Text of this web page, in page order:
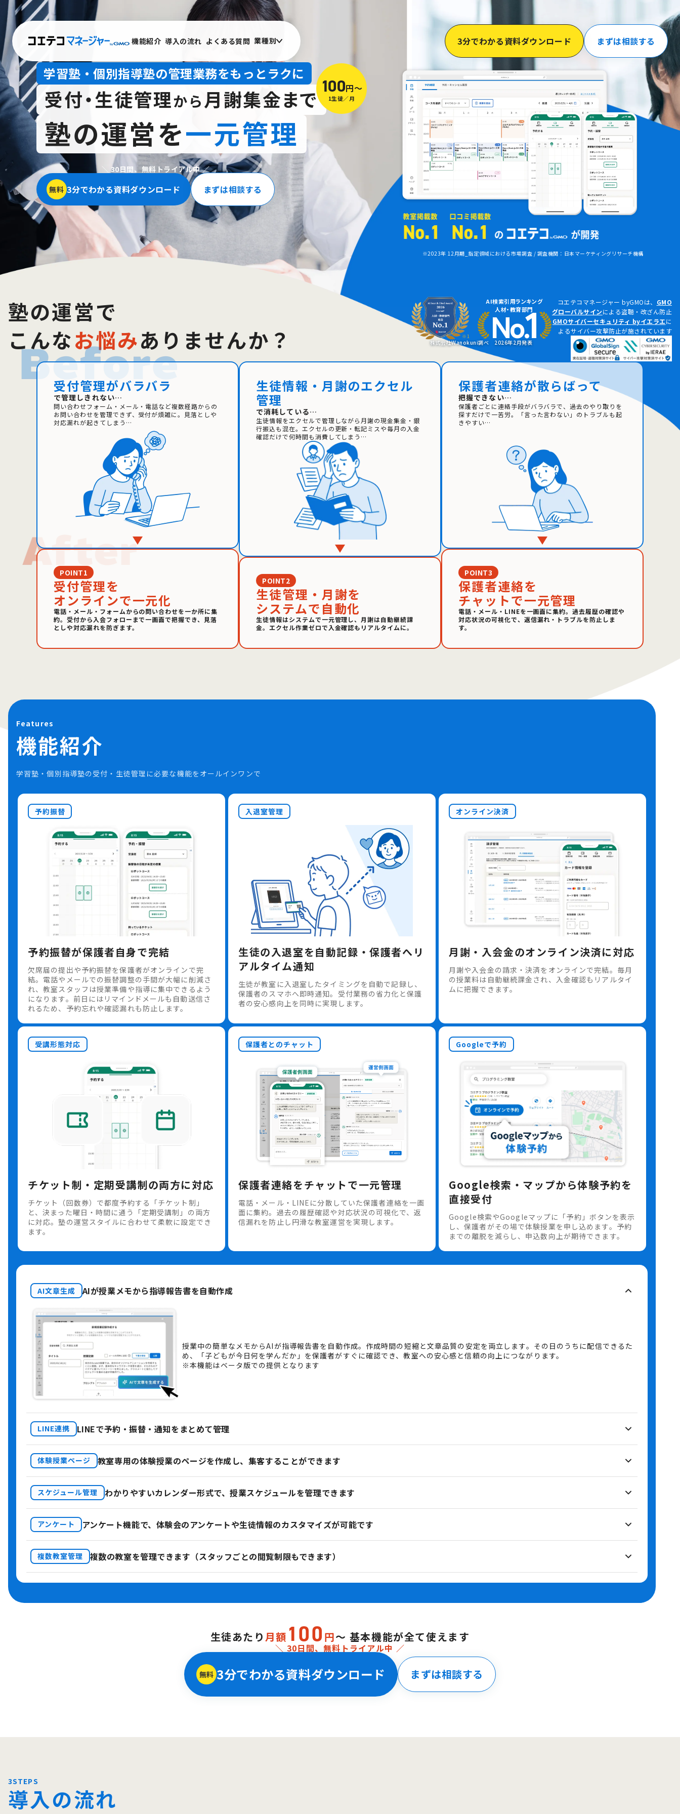
機能紹介 導入の流れ よくある質問 業種別 3分でわかる資料ダウンロード まずは相談する
学習塾・個別指導塾の管理業務をもっとラクに
受付・生徒管理から 月謝集金まで 100円〜
1生徒／月
塾の運営を一元管理
＼ 30日間、無料トライアル中 ／
3分でわかる資料ダウンロード まずは相談する
※2023年 12月期_指定領域における市場調査 / 調査機関：日本マーケティングリサーチ機構
塾の運営で
こんなお悩みありませんか？
AI検索引用ランキング
人材・教育部門
No.1
※1
株式会社Wanokuni調べ 2026年2月発表
コエテコマネージャー byGMOは、 GMO
グローバルサインによる盗聴・改ざん防止
GMOサイバーセキュリティ byイエラエに
よるサイバー攻撃防止が施されています
受付管理がバラバラ
で管理しきれない…
問い合わせフォーム・メール・電話など複数経路からの
お問い合わせを管理できず、受付が煩雑に。見落としや
対応漏れが起きてしまう…
POINT1
受付管理を
オンラインで一元化
電話・メール・フォームからの問い合わせを一か所に集
約。受付から入会フォローまで一画面で把握でき、見落
としや対応漏れを防ぎます。
生徒情報・月謝のエクセル
管理
で消耗している…
生徒情報をエクセルで管理しながら月謝の現金集金・銀
行振込も混在。エクセルの更新・転記ミスや毎月の入金
確認だけで何時間も消費してしまう…
POINT2
生徒管理・月謝を
システムで自動化
生徒情報はシステムで一元管理し、月謝は自動継続課
金。エクセル作業ゼロで入金確認もリアルタイムに。
保護者連絡が散らばって
把握できない…
保護者ごとに連絡手段がバラバラで、過去のやり取りを
探すだけで一苦労。「言った言わない」のトラブルも起
きやすい…
POINT3
保護者連絡を
チャットで一元管理
電話・メール・LINEを一画面に集約。過去履歴の確認や
対応状況の可視化で、返信漏れ・トラブルを防止しま
す。
Features
機能紹介
学習塾・個別指導塾の受付・生徒管理に必要な機能をオールインワンで
予約振替
予約振替が保護者自身で完結
欠席届の提出や予約振替を保護者がオンラインで完
結。電話やメールでの振替調整の手間が大幅に削減さ
れ、教室スタッフは授業準備や指導に集中できるよう
になります。前日にはリマインドメールも自動送信さ
れるため、予約忘れや確認漏れも防止します。
入退室管理
生徒の入退室を自動記録・保護者へリ
アルタイム通知
生徒が教室に入退室したタイミングを自動で記録し、
保護者のスマホへ即時通知。受付業務の省力化と保護
者の安心感向上を同時に実現します。
オンライン決済
月謝・入会金のオンライン決済に対応
月謝や入会金の請求・決済をオンラインで完結。毎月
の授業料は自動継続課金され、入金確認もリアルタイ
ムに把握できます。
受講形態対応
チケット制・定期受講制の両方に対応
チケット（回数券）で都度予約する「チケット制」
と、決まった曜日・時間に通う「定期受講制」の両方
に対応。塾の運営スタイルに合わせて柔軟に設定でき
ます。
保護者とのチャット
保護者連絡をチャットで一元管理
電話・メール・LINEに分散していた保護者連絡を一画
面に集約。過去の履歴確認や対応状況の可視化で、返
信漏れを防止し円滑な教室運営を実現します。
Googleで予約
Google検索・マップから体験予約を
直接受付
Google検索やGoogleマップに「予約」ボタンを表示
し、保護者がその場で体験授業を申し込めます。予約
までの離脱を減らし、申込数向上が期待できます。
AI文章生成 AIが授業メモから指導報告書を自動作成
授業中の簡単なメモからAIが指導報告書を自動作成。作成時間の短縮と文章品質の安定を両立します。その日のうちに配信できるた
め、「子どもが今日何を学んだか」を保護者がすぐに確認でき、教室への安心感と信頼の向上につながります。
※本機能はベータ版での提供となります
LINE連携 LINEで予約・振替・通知をまとめて管理
体験授業ページ 教室専用の体験授業のページを作成し、集客することができます
スケジュール管理 わかりやすいカレンダー形式で、授業スケジュールを管理できます
アンケート アンケート機能で、体験会のアンケートや生徒情報のカスタマイズが可能です
複数教室管理 複数の教室を管理できます（スタッフごとの閲覧制限もできます）
生徒あたり 月額 100 円〜 基本機能が全て使えます
＼ 30日間、無料トライアル中 ／
3分でわかる資料ダウンロード まずは相談する
3STEPS
導入の流れ